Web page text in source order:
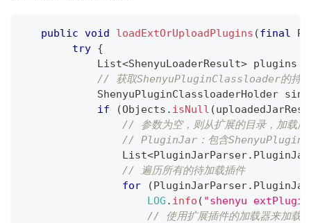
public void loadExtOrUploadPlugins (final
try {
List<ShenyuLoaderResult> plugins
// 获取ShenyuPluginClassloader的持有
ShenyuPluginClassloaderHolder
if
(Objects . isNull (
// 参数为空，则从扩展的目录，加载
// PluginJar：包含ShenyuPlugin
List<PluginJarParser. PluginJar
// 遍历所有的待加载插件
for
(PluginJarParser. PluginJar
LOG . info ( "shenyu
// 使用扩展插件的加载器来加载